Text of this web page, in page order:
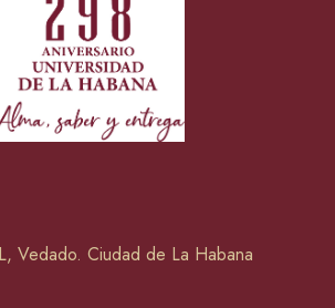
Vedado. Ciudad de La Habana